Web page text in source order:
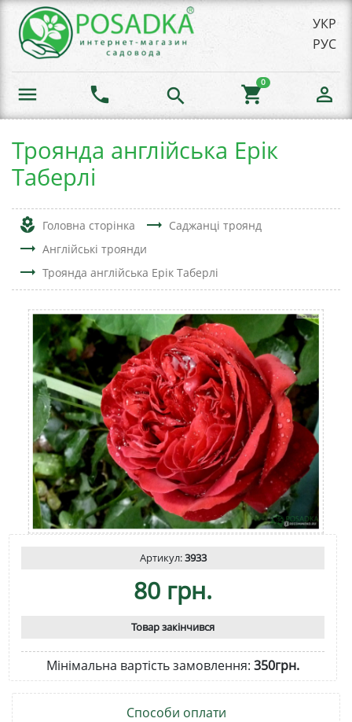
УКР
РУС
menu phone search shopping_cart
0
person_outline
Троянда англійська Ерік
Таберлі
local_florist Головна сторінка trending_flat Саджанці троянд
trending_flat Англійські троянди
trending_flat Троянда англійська Ерік Таберлі
Артикул:3933
80 грн.
Товар закінчився
Мінімальна вартість замовлення: 350грн.
Способи оплати